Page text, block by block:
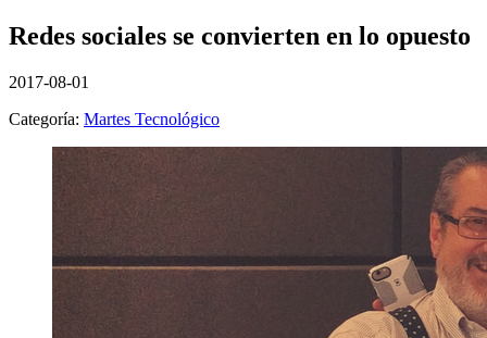
Redes sociales se convierten en lo opuesto
2017-08-01
Categoría: Martes Tecnológico